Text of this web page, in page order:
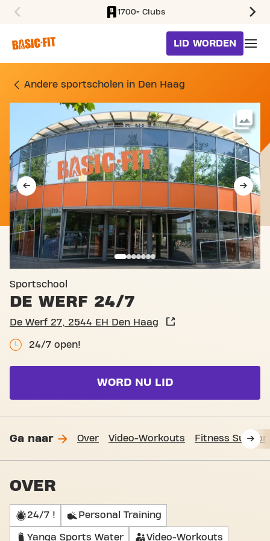
1700+ Clubs
LID WORDEN
SPORTSCHOOL DE WERF
Andere sportscholen in Den Haag
Sportschool
DE WERF 24/7
De Werf 27, 2544 EH Den Haag
24/7 open!
WORD NU LID
Ga naar Over Video-Workouts Fitness
OVER
24/7 ! Personal Training
Yanga Sports Water Video-Workouts